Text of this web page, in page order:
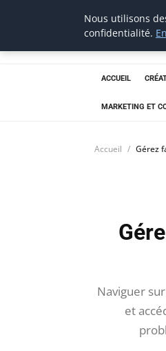
ACCUEIL
MARKETING ET
Accueil Gérez
Naviguer
et
Nous utilisons
confidentialité.